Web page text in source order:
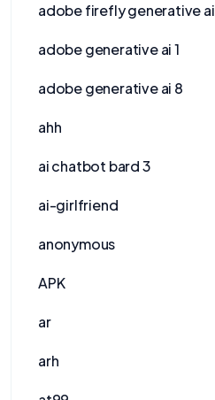
adobe firefly generative ai
adobe generative ai 1
adobe generative ai 8
ahh
ai chatbot bard 3
ai-girlfriend
anonymous
APK
ar
arh